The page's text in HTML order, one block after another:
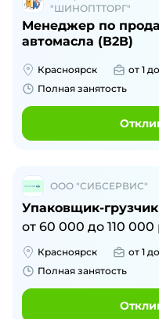
"ШИНОПТТОРГ"
Менеджер по
автомасла (В2В)
Красноярск от 1
Полная занятость
ООО "СИБСЕРВИС"
Упаковщик-грузчик
от 60 000 до 110 000
Красноярск от 1
Полная занятость